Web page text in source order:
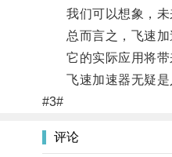
我们可以想象，未
总而言之，飞速加速
它的实际应用将带
飞速加速器无疑是
#3#
评论